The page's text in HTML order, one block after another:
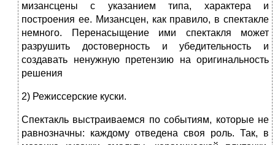
мизансцены с указанием типа, характера и
построения ее. Мизансцен, как правило, в спектакле
немного. Перенасыщение ими спектакля может
разрушить достоверность и убедительность и
создавать ненужную претензию на оригинальность
решения
2) Режиссерские куски.
Спектакль выстраиваемся по событиям, которые не
равнозначны: каждому отведена своя роль. Так, в